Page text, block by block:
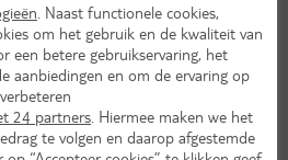
met een geweldige locatie, dan ben
aan het juiste adres! Je verblijft
gemakken voorzien is. Na een
een uitgebreid ontbijt. Als je de
Berlijn aan je voeten! Het hotel
. Naast functionele cookies,
om het gebruik en de kwaliteit van
een betere gebruikservaring, het
aanbiedingen en om de ervaring op
24 partners . Hiermee maken we het
te volgen en daarop afgestemde